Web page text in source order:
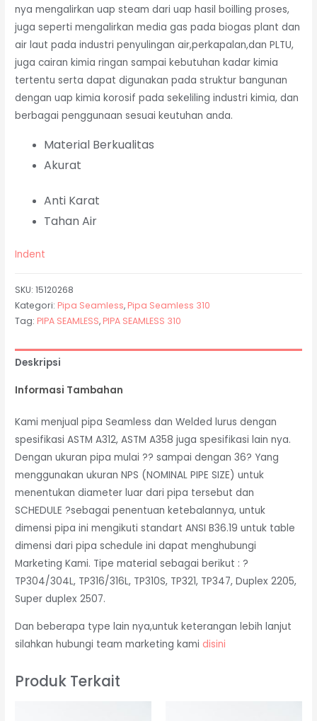
nya mengalirkan uap steam dari uap hasil boilling proses,
juga seperti mengalirkan media gas pada biogas plant dan
air laut pada industri penyulingan air,perkapalan,dan PLTU,
juga cairan kimia ringan sampai kebutuhan kadar kimia
tertentu serta dapat digunakan pada struktur bangunan
dengan uap kimia korosif pada sekeliling industri kimia, dan
berbagai penggunaan sesuai keutuhan anda.
Material Berkualitas
Akurat
Anti Karat
Tahan Air
Indent
SKU:15120268
Kategori: Pipa Seamless, Pipa Seamless 310
Tag: PIPA SEAMLESS, PIPA SEAMLESS 310
Deskripsi
Informasi Tambahan
Kami menjual pipa Seamless dan Welded lurus dengan
spesifikasi ASTM A312, ASTM A358 juga spesifikasi lain nya.
Dengan ukuran pipa mulai ?? sampai dengan 36? Yang
menggunakan ukuran NPS (NOMINAL PIPE SIZE) untuk
menentukan diameter luar dari pipa tersebut dan
SCHEDULE ?sebagai penentuan ketebalannya, untuk
dimensi pipa ini mengikuti standart ANSI B36.19 untuk table
dimensi dari pipa schedule ini dapat menghubungi
Marketing Kami. Tipe material sebagai berikut : ?
TP304/304L, TP316/316L, TP310S, TP321, TP347, Duplex 2205,
Super duplex 2507.
Dan beberapa type lain nya,untuk keterangan lebih lanjut
silahkan hubungi team marketing kami disini
Produk Terkait